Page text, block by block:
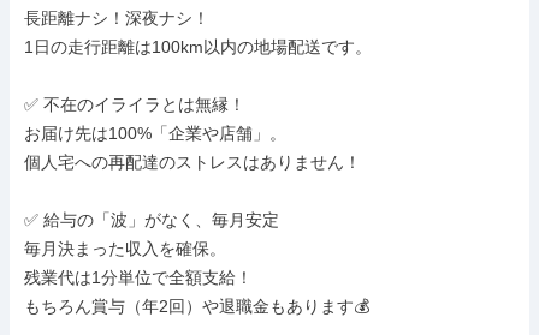
長距離ナシ！深夜ナシ！
1日の走行距離は100km以内の地場配送です。
✅ 不在のイライラとは無縁！
お届け先は100%「企業や店舗」。
個人宅への再配達のストレスはありません！
✅ 給与の「波」がなく、毎月安定
毎月決まった収入を確保。
残業代は1分単位で全額支給！
もちろん賞与（年2回）や退職金もあります💰